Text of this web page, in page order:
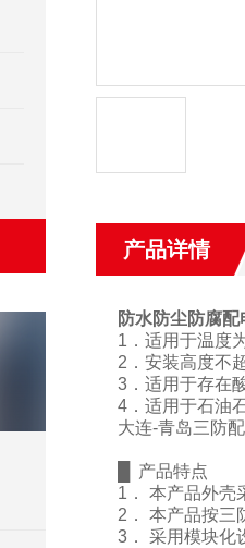
产品详情
防水防尘防腐配
1 ．适用于温度
2 ．安装高度不
3．适用于存在
4．适用于石油
大连-青岛三防
产品特点
1 ．
本产品外壳
2 ． 本产品按
3． 采用模块化